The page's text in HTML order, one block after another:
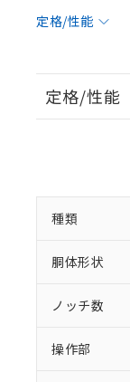
定格/性能
定格/性能
種類
胴体形状
ノッチ数
操作部